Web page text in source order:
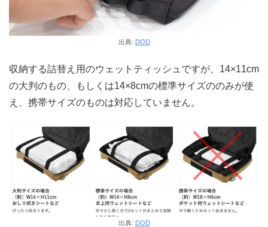
出典: DOD
収納する詰替え用のウェットティッシュですが、14×11cm
の大判のもの、もしくは14×8cmの標準サイズののみが使
え、携帯サイズのものは対応していません。
出典: DOD